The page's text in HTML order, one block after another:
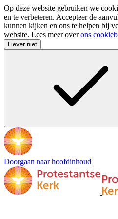
Op deze website gebruiken we
en te verbeteren. Accepteer de
kunnen kijken en ons te helpen bij
website. Lees meer overons
Liever niet
Doorgaan naar hoofdinhoud